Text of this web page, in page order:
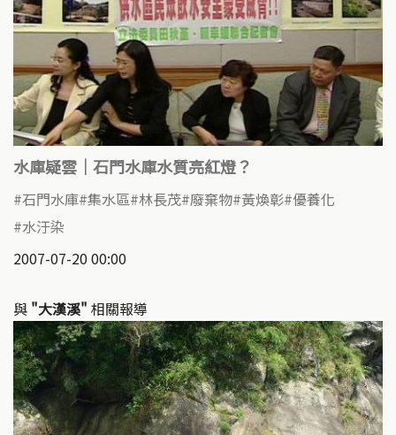
水庫疑雲｜石門水庫水質亮紅燈？
石門水庫 集水區 林長茂 廢棄物 黃煥彰 優養化
水汙染
2007-07-20 00:00
與 "大漢溪" 相關報導